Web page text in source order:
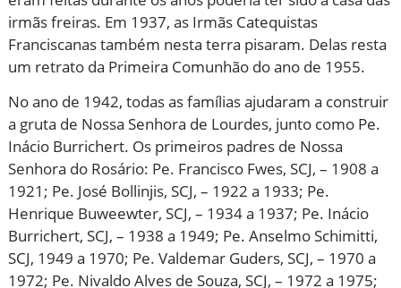
irmãs freiras. Em 1937, as Irmãs Catequistas
Franciscanas também nesta terra pisaram. Delas resta
um retrato da Primeira Comunhão do ano de 1955.
No ano de 1942, todas as famílias ajudaram a construir
a gruta de Nossa Senhora de Lourdes, junto como Pe.
Inácio Burrichert. Os primeiros padres de Nossa
Senhora do Rosário: Pe. Francisco Fwes, SCJ, – 1908 a
1921; Pe. José Bollinjis, SCJ, – 1922 a 1933; Pe.
Henrique Buweewter, SCJ, – 1934 a 1937; Pe. Inácio
Burrichert, SCJ, – 1938 a 1949; Pe. Anselmo Schimitti,
SCJ, 1949 a 1970; Pe. Valdemar Guders, SCJ, – 1970 a
1972; Pe. Nivaldo Alves de Souza, SCJ, – 1972 a 1975;